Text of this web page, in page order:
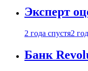
Эксперт
2 года спустя2
Банк